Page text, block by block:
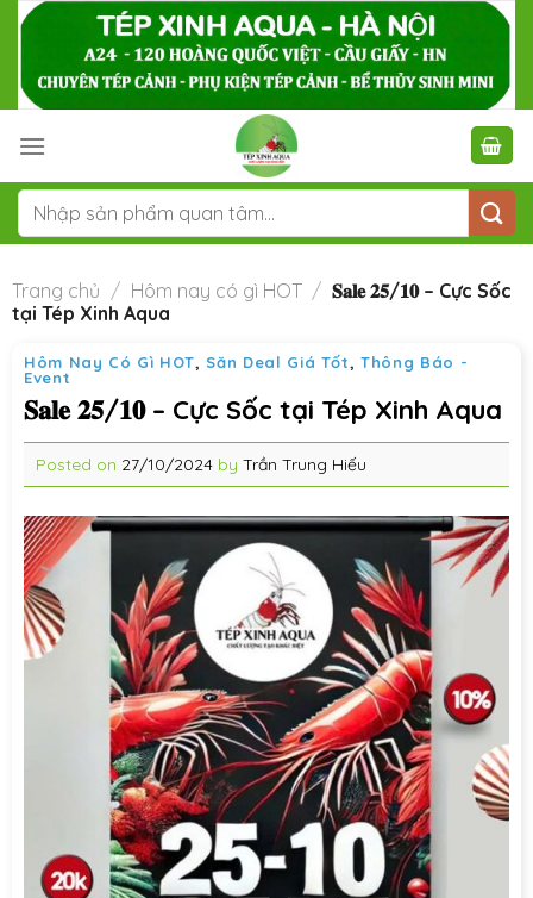
Skip
content
Tìm
kiếm:
Trang chủ / Hôm nay có gì HOT / 𝐒𝐚𝐥𝐞 𝟐𝟓/𝟏𝟎 – Cực Sốc
tại Tép Xinh Aqua
Hôm Nay Có Gì HOT, Săn Deal Giá Tốt,Thông Báo -
Event
𝐒𝐚𝐥𝐞 𝟐𝟓/𝟏𝟎 – Cực Sốc tại Tép Xinh Aqua
Posted on 27/10/2024 by Trần Trung Hiếu